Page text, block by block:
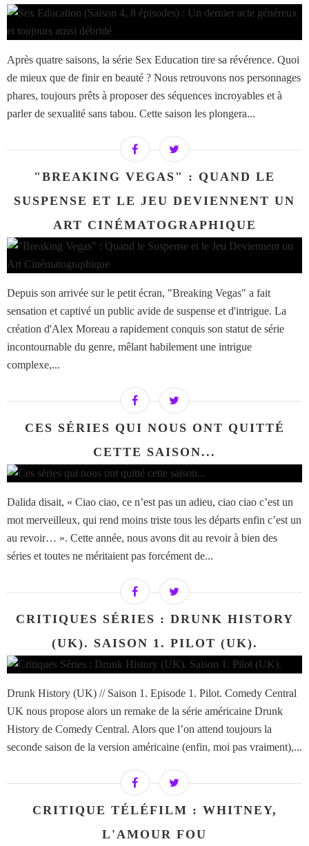
Après quatre saisons, la série Sex Education tire sa révérence. Quoi
de mieux que de finir en beauté ? Nous retrouvons nos personnages
phares, toujours prêts à proposer des séquences incroyables et à
parler de sexualité sans tabou. Cette saison les plongera...
"BREAKING VEGAS" : QUAND LE
SUSPENSE ET LE JEU DEVIENNENT UN
ART CINÉMATOGRAPHIQUE
Depuis son arrivée sur le petit écran, "Breaking Vegas" a fait
sensation et captivé un public avide de suspense et d'intrigue. La
création d'Alex Moreau a rapidement conquis son statut de série
incontournable du genre, mêlant habilement une intrigue
complexe,...
CES SÉRIES QUI NOUS ONT QUITTÉ
CETTE SAISON...
Dalida disait, « Ciao ciao, ce n’est pas un adieu, ciao ciao c’est un
mot merveilleux, qui rend moins triste tous les départs enfin c’est un
au revoir… ». Cette année, nous avons dit au revoir à bien des
séries et toutes ne méritaient pas forcément de...
CRITIQUES SÉRIES : DRUNK HISTORY
(UK). SAISON 1. PILOT (UK).
Drunk History (UK) // Saison 1. Episode 1. Pilot. Comedy Central
UK nous propose alors un remake de la série américaine Drunk
History de Comedy Central. Alors que l’on attend toujours la
seconde saison de la version américaine (enfin, moi pas vraiment),...
CRITIQUE TÉLÉFILM : WHITNEY,
L'AMOUR FOU